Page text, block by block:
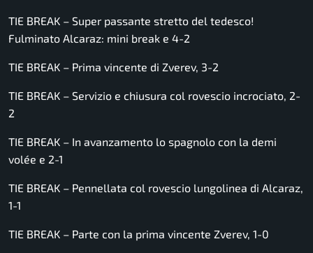
TIE BREAK – Super passante stretto del tedesco!
Fulminato Alcaraz: mini break e 4-2
TIE BREAK – Prima vincente di Zverev, 3-2
TIE BREAK – Servizio e chiusura col rovescio incrociato, 2-
2
TIE BREAK – In avanzamento lo spagnolo con la demi
volée e 2-1
TIE BREAK – Pennellata col rovescio lungolinea di Alcaraz,
1-1
TIE BREAK – Parte con la prima vincente Zverev, 1-0